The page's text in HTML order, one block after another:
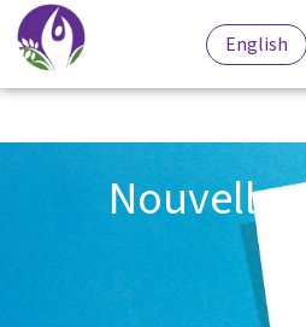
English